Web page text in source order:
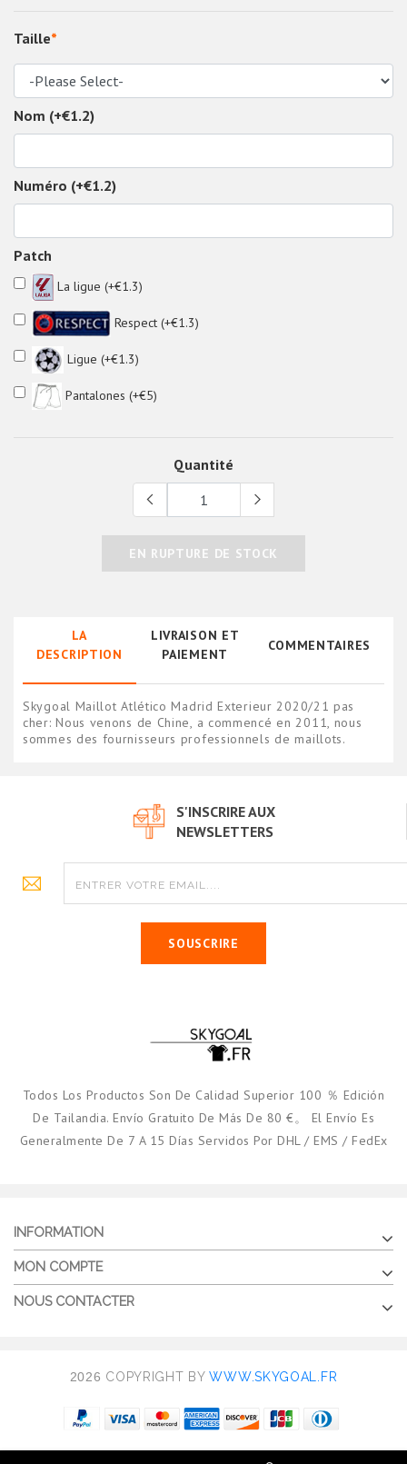
Taille*
Nom (+€1.2)
Numéro (+€1.2)
Patch
La ligue (+€1.3)
Respect (+€1.3)
Ligue (+€1.3)
Pantalones (+€5)
Quantité
EN RUPTURE DE STOCK
LA
DESCRIPTION
LIVRAISON ET
PAIEMENT
COMMENTAIRES
Skygoal Maillot Atlético Madrid Exterieur 2020/21 pas
cher: Nous venons de Chine, a commencé en 2011, nous
sommes des fournisseurs professionnels de maillots.
S'INSCRIRE AUX
NEWSLETTERS
SOUSCRIRE
Todos Los Productos Son De Calidad Superior 100 ％ Edición
De Tailandia. Envío Gratuito De Más De 80 €。 El Envío Es
Generalmente De 7 A 15 Días Servidos Por DHL / EMS / FedEx
INFORMATION
MON COMPTE
NOUS CONTACTER
2026 COPYRIGHT BYWWW.SKYGOAL.FR